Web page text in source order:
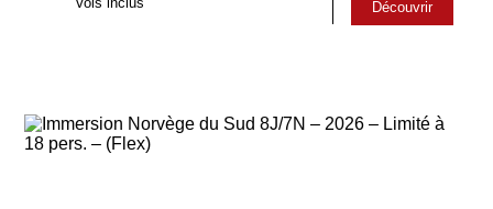
Découvrir